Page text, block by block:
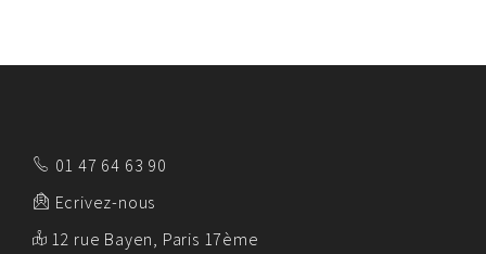
01 47 64 63 90
Ecrivez-nous
12 rue Bayen, Paris 17ème